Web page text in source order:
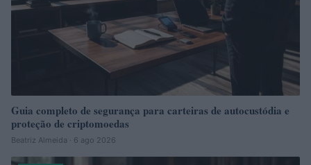
Guia completo de segurança para carteiras de autocustódia e
proteção de criptomoedas
Beatriz Almeida · 6 ago 2026